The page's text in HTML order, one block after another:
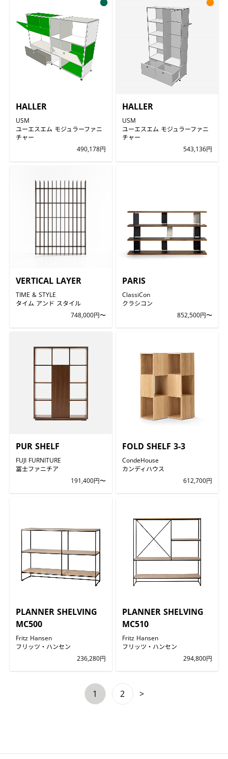
HALLER
USM
ユーエスエム モジュラーファニ
チャー
490,178円
HALLER
USM
ユーエスエム モジュラーファニ
チャー
543,136円
VERTICAL LAYER
TIME & STYLE
タイム アンド スタイル
748,000円〜
PARIS
ClassiCon
クラシコン
852,500円〜
PUR SHELF
FUJI FURNITURE
冨士ファニチア
191,400円〜
FOLD SHELF 3-3
CondeHouse
カンディハウス
612,700円
PLANNER SHELVING
MC500
Fritz Hansen
フリッツ・ハンセン
236,280円
PLANNER SHELVING
MC510
Fritz Hansen
フリッツ・ハンセン
294,800円
1 2 >